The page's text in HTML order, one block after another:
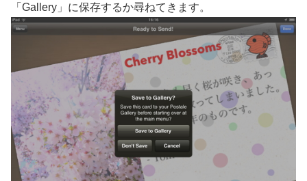
「Gallery」に保存するか尋ねてきます。